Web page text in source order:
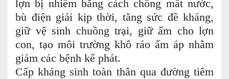
lợn bị nhiễm bằng cách chống mất nước,
bù điện giải kịp thời, tăng sức đề kháng,
giữ vệ sinh chuồng trại, giữ ấm cho lợn
con, tạo môi trường khô ráo ấm áp nhằm
giảm các bệnh kế phát.
Cấp kháng sinh toàn thân qua đường tiêm